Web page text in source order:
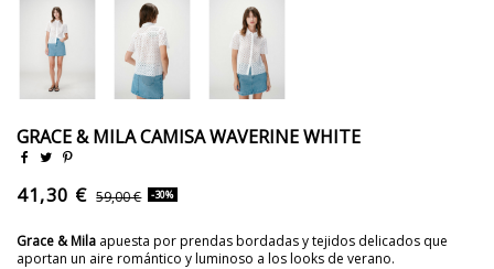
GRACE & MILA CAMISA WAVERINE WHITE
41,30 € 59,00 € -30%
Grace & Mila apuesta por prendas bordadas y tejidos delicados que
aportan un aire romántico y luminoso a los looks de verano.